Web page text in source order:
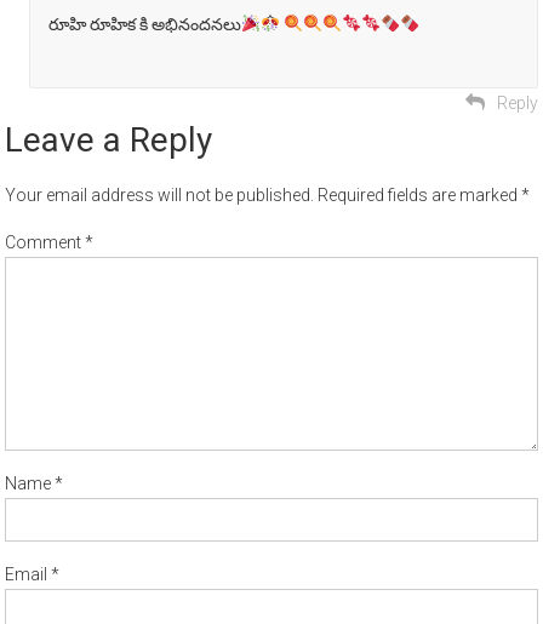
రూహి రూహిక కి అభినందనలు
Reply
Leave a Reply
Your email address will not be published. Required fields are marked*
Comment*
Name*
Email*